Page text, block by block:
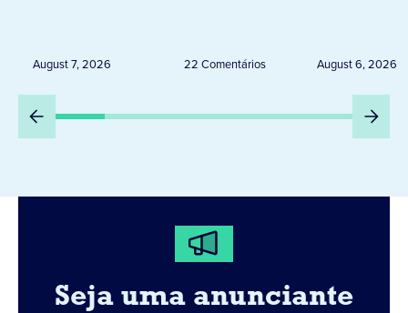
August 7, 2026 22 Comentários
Peru
August 6, 2026
Seja uma anunciante